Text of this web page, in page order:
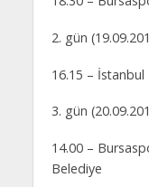
2. gün
16.15 –
3. gün
14.00 –
Belediye